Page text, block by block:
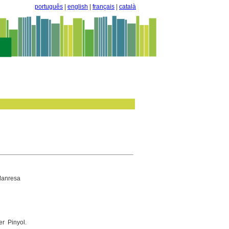
português english français català
Pinyol.